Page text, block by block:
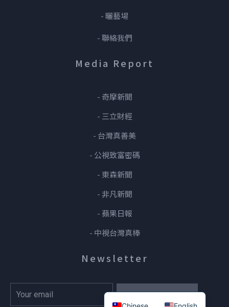
- 曬藝場
- 聯絡我們
Media Report
- 奇摩新聞
- 三立財經
- 台灣真善美
- 公視致富密碼
- 東森新聞
- 非凡新聞
- 蘋果日報
- 中視台灣真棒
Newsletter
Go